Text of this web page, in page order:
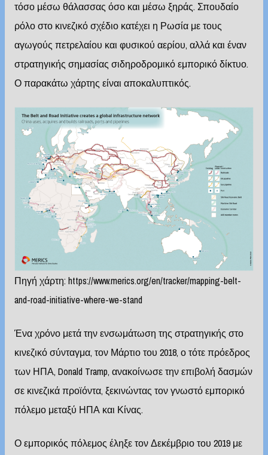
τόσο μέσω θάλασσας όσο και μέσω ξηράς. Σπουδαίο
ρόλο στο κινεζικό σχέδιο κατέχει η Ρωσία με τους
αγωγούς πετρελαίου και φυσικού αερίου, αλλά και έναν
στρατηγικής σημασίας σιδηροδρομικό εμπορικό δίκτυο.
Ο παρακάτω χάρτης είναι αποκαλυπτικός.
Πηγή χάρτη: https://www.merics.org/en/tracker/mapping-belt-
and-road-initiative-where-we-stand
Ένα χρόνο μετά την ενσωμάτωση της στρατηγικής στο
κινεζικό σύνταγμα, τον Μάρτιο του 2018, ο τότε πρόεδρος
των ΗΠΑ, Donald Tramp, ανακοίνωσε την επιβολή δασμών
σε κινεζικά προϊόντα, ξεκινώντας τον γνωστό εμπορικό
πόλεμο μεταξύ ΗΠΑ και Κίνας.
Ο εμπορικός πόλεμος έληξε τον Δεκέμβριο του 2019 με